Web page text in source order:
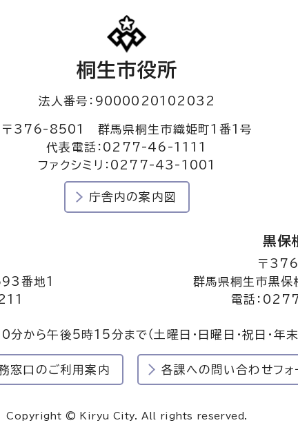
桐生市役所
法人番号：9000020102032
〒376-8501 群馬県桐生市織姫町1番1号
代表電話：0277-46-1111
ファクシミリ：0277-43-1001
庁舎内の案内図
番地1
黒保
〒
群馬県桐生市黒
電話：
分から午後5時15分まで（土曜日・日曜日・祝日・年
窓口のご利用案内 各課への問い合わせフォ
Copyright © Kiryu City. All rights reserved.